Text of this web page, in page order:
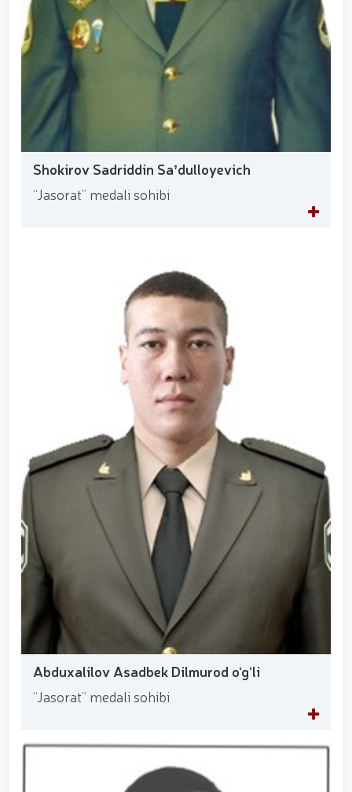
Shokirov Sadriddin Saʼdulloyevich
“Jasorat” medali sohibi
Abduxalilov Asadbek Dilmurod o‘g‘li
“Jasorat” medali sohibi